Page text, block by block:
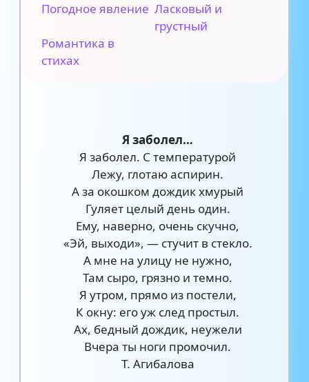
Погодное явление Ласковый и
грустный
Романтика в
стихах
Я заболел…
Я заболел. С температурой
Лежу, глотаю аспирин.
А за окошком дождик хмурый
Гуляет целый день один.
Ему, наверно, очень скучно,
«Эй, выходи», — стучит в стекло.
А мне на улицу не нужно,
Там сыро, грязно и темно.
Я утром, прямо из постели,
К окну: его уж след простыл.
Ах, бедный дождик, неужели
Вчера ты ноги промочил.
Т. Агибалова